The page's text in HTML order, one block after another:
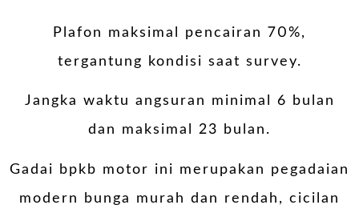
Plafon maksimal pencairan 70%,
tergantung kondisi saat survey.
Jangka waktu angsuran minimal 6 bulan
dan maksimal 23 bulan.
Gadai bpkb motor ini merupakan pegadaian
modern bunga murah dan rendah, cicilan